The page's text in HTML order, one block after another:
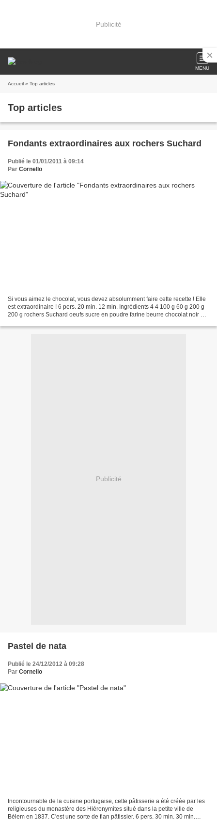
Publicité
MENU
Accueil » Top articles
Top articles
Fondants extraordinaires aux rochers Suchard
Publié le 01/01/2011 à 09:14
Par Cornello
Si vous aimez le chocolat, vous devez absolumment faire cette recette ! Elle
est extraordinaire ! 6 pers. 20 min. 12 min. Ingrédients 4 4 100 g 60 g 200 g
200 g rochers Suchard oeufs sucre en poudre farine beurre chocolat noir 1
Publicité
Pastel de nata
Publié le 24/12/2012 à 09:28
Par Cornello
Incontournable de la cuisine portugaise, cette pâtisserie a été créée par les
religieuses du monastère des Hiéronymites situé dans la petite ville de
Bélem en 1837. C'est une sorte de flan pâtissier. 6 pers. 30 min. 30 min.